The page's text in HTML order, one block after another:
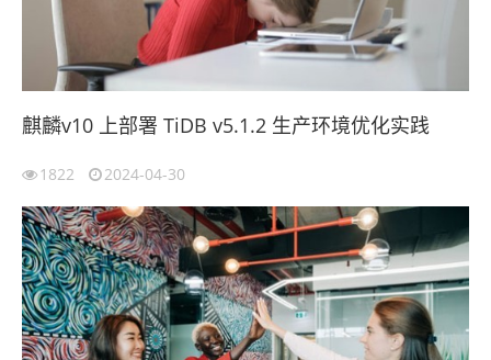
麒麟v10 上部署 TiDB v5.1.2 生产环境优化实践
1822 2024-04-30